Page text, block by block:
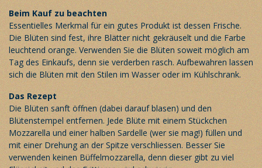
Beim Kauf zu beachten
Essentielles Merkmal für ein gutes Produkt ist dessen Frische.
Die Blüten sind fest, ihre Blätter nicht gekräuselt und die Farbe
leuchtend orange. Verwenden Sie die Blüten soweit möglich am
Tag des Einkaufs, denn sie verderben rasch. Aufbewahren lassen
sich die Blüten mit den Stilen im Wasser oder im Kühlschrank.
Das Rezept
Die Blüten sanft öffnen (dabei darauf blasen) und den
Blütenstempel entfernen. Jede Blüte mit einem Stückchen
Mozzarella und einer halben Sardelle (wer sie mag!) füllen und
mit einer Drehung an der Spitze verschliessen. Besser Sie
verwenden keinen Büffelmozzarella, denn dieser gibt zu viel